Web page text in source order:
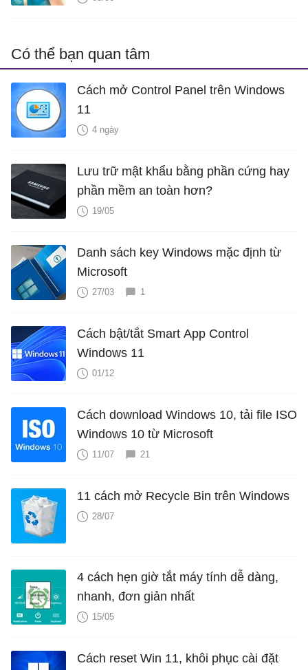
Có thể bạn quan tâm
Cách mở Control Panel trên Windows
11
4 ngày
Lưu trữ mật khẩu bằng phần cứng hay
phần mềm an toàn hơn?
19/05
Danh sách key Windows mặc định từ
Microsoft
27/03 1
Cách bật/tắt Smart App Control
Windows 11
01/12
Cách download Windows 10, tải file ISO
Windows 10 từ Microsoft
11/07 21
11 cách mở Recycle Bin trên Windows
28/07
4 cách hẹn giờ tắt máy tính dễ dàng,
nhanh, đơn giản nhất
15/05
Cách reset Win 11, khôi phục cài đặt